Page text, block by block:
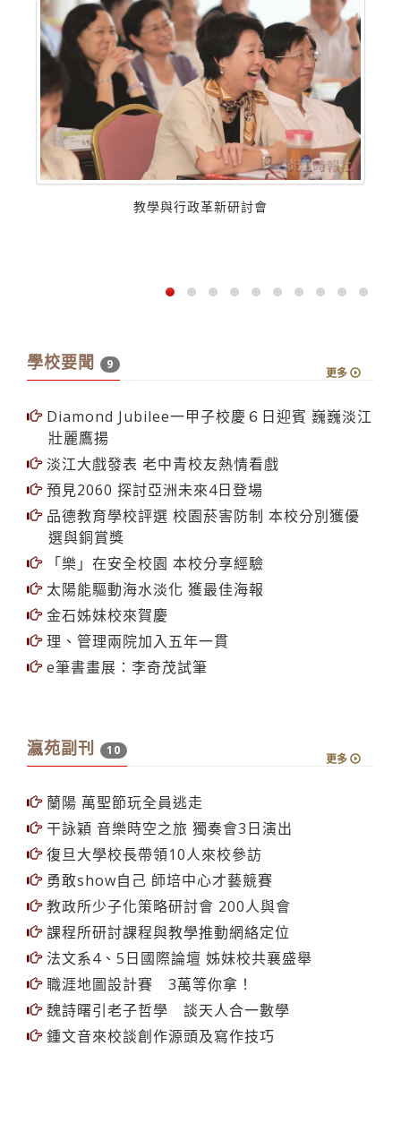
教學與行政革新研討會
學校要聞 9
更多
Diamond Jubilee一甲子校慶６日迎賓 巍巍淡江
壯麗鷹揚
淡江大戲發表 老中青校友熱情看戲
預見2060 探討亞洲未來4日登場
品德教育學校評選 校園菸害防制 本校分別獲優
選與銅賞獎
「樂」在安全校園 本校分享經驗
太陽能驅動海水淡化 獲最佳海報
金石姊妹校來賀慶
理、管理兩院加入五年一貫
e筆書畫展：李奇茂試筆
瀛苑副刊 10
更多
蘭陽 萬聖節玩全員逃走
干詠穎 音樂時空之旅 獨奏會3日演出
復旦大學校長帶領10人來校參訪
勇敢show自己 師培中心才藝競賽
教政所少子化策略研討會 200人與會
課程所研討課程與教學推動網絡定位
法文系4、5日國際論壇 姊妹校共襄盛舉
職涯地圖設計賽 3萬等你拿！
魏詩曙引老子哲學 談天人合一數學
鍾文音來校談創作源頭及寫作技巧